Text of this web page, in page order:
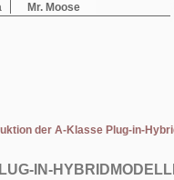
Mr. Moose
der A-Klasse Plug-in-
erfolgreich
IN-